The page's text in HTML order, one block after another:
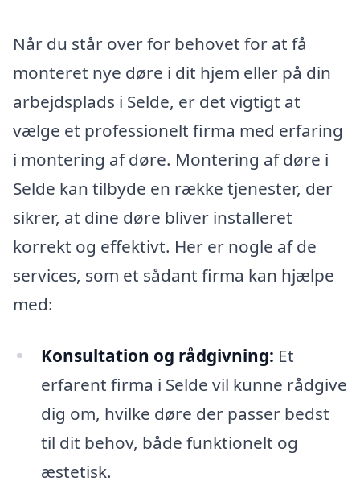
Når du står over for behovet for at få
monteret nye døre i dit hjem eller på din
arbejdsplads i Selde, er det vigtigt at
vælge et professionelt firma med erfaring
i montering af døre. Montering af døre i
Selde kan tilbyde en række tjenester, der
sikrer, at dine døre bliver installeret
korrekt og effektivt. Her er nogle af de
services, som et sådant firma kan hjælpe
med:
Konsultation og rådgivning: Et
erfarent firma i Selde vil kunne rådgive
dig om, hvilke døre der passer bedst
til dit behov, både funktionelt og
æstetisk.